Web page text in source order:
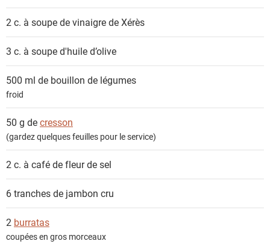
2 c. à soupe devinaigre de Xérès
3 c. à souped'huile d’olive
500 ml de bouillon de légumes
froid
50 g decresson
(gardez quelques feuilles pour le service)
2 c. à café defleur de sel
6 tranches de jambon cru
2 burratas
coupées en gros morceaux